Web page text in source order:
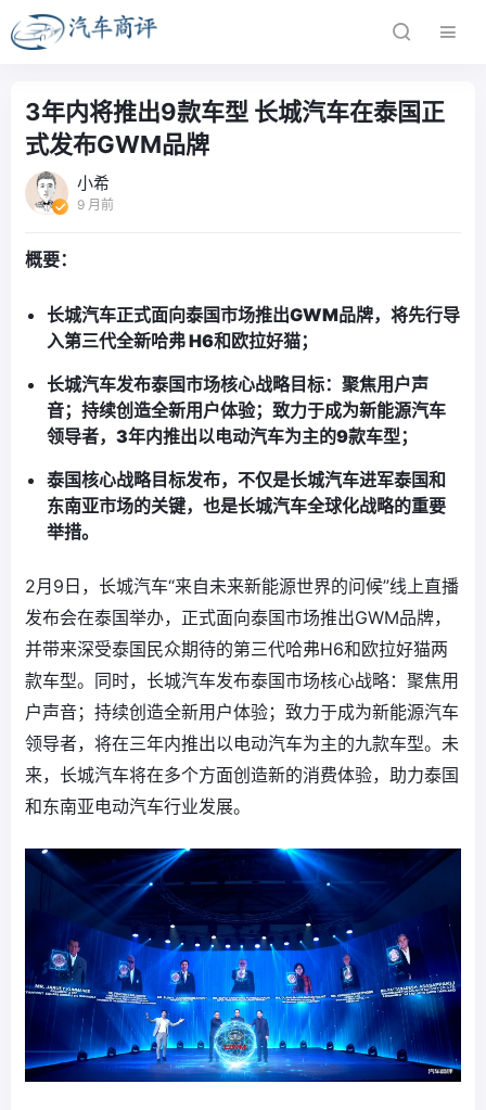
3年内将推出9款车型 长城汽车在泰国正
式发布GWM品牌
小希
9 月前
概要：
长城汽车正式面向泰国市场推出GWM品牌， 将先行导
入第三代全新哈弗 H6和欧拉好猫；
长城汽车发布泰国市场核心战略目标：聚焦用户声
音； 持续创造全新用户体验； 致力于成为新能源汽车
领导者， 3年内推出以电动汽车为主的9款车型；
泰国核心战略目标发布， 不仅是长城汽车进军泰国和
东南亚市场的关键，也是长城汽车全球化战略的重要
举措。
2月9日，长城汽车“来自未来新能源世界的问候”线上直播
发布会在泰国举办，正式面向泰国市场推出GWM品牌，
并带来深受泰国民众期待的第三代哈弗H6和欧拉好猫两
款车型。同时，长城汽车发布泰国市场核心战略：聚焦用
户声音；持续创造全新用户体验；致力于成为新能源汽车
领导者，将在三年内推出以电动汽车为主的九款车型。未
来，长城汽车将在多个方面创造新的消费体验，助力泰国
和东南亚电动汽车行业发展。